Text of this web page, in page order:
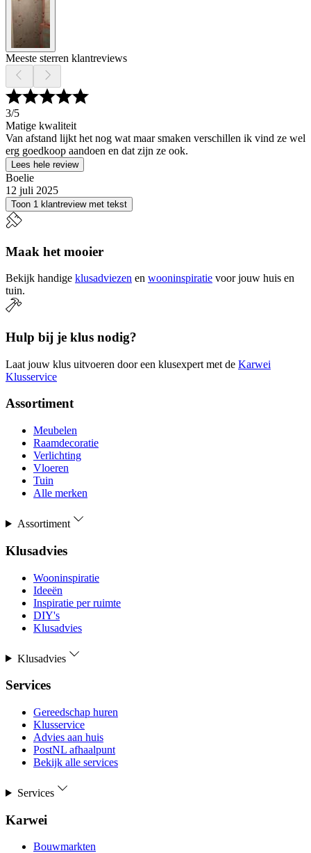
Meeste sterren klantreviews
3/5
Matige kwaliteit
Van afstand lijkt het nog wat maar smaken verschillen ik vind ze wel
erg goedkoop aandoen en dat zijn ze ook.
Lees hele review
Boelie
12 juli 2025
Toon 1 klantreview met tekst
Maak het mooier
Bekijk handige klusadviezen en wooninspiratie voor jouw huis en
tuin.
Hulp bij je klus nodig?
Laat jouw klus uitvoeren door een klusexpert met de Karwei
Klusservice
Assortiment
Meubelen
Raamdecoratie
Verlichting
Vloeren
Tuin
Alle merken
Assortiment
Klusadvies
Wooninspiratie
Ideeën
Inspiratie per ruimte
DIY's
Klusadvies
Klusadvies
Services
Gereedschap huren
Klusservice
Advies aan huis
PostNL afhaalpunt
Bekijk alle services
Services
Karwei
Bouwmarkten